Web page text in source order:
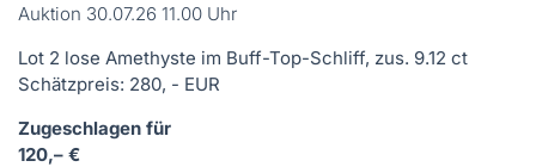
Auktion 30.07.26 11.00 Uhr
Lot 2 lose Amethyste im Buff-Top-Schliff, zus. 9.12 ct
Schätzpreis: 280, - EUR
Zugeschlagen für
120,– €